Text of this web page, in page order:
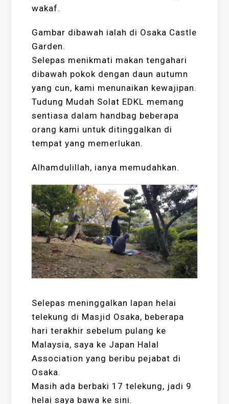
wakaf.
Gambar dibawah ialah di Osaka Castle
Garden.
Selepas menikmati makan tengahari
dibawah pokok dengan daun autumn
yang cun, kami menunaikan kewajipan.
Tudung Mudah Solat EDKL memang
sentiasa dalam handbag beberapa
orang kami untuk ditinggalkan di
tempat yang memerlukan.
Alhamdulillah, ianya memudahkan.
Selepas meninggalkan lapan helai
telekung di Masjid Osaka, beberapa
hari terakhir sebelum pulang ke
Malaysia, saya ke Japan Halal
Association yang beribu pejabat di
Osaka.
Masih ada berbaki 17 telekung, jadi 9
helai saya bawa ke sini.